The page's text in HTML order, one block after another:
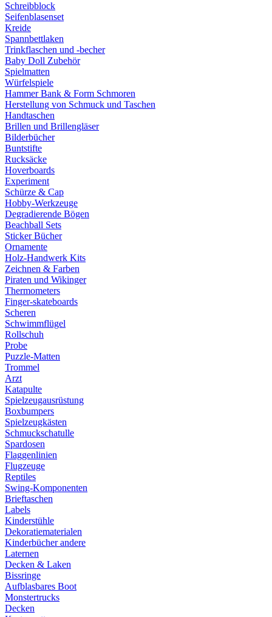
Schreibblock
Seifenblasenset
Kreide
Spannbettlaken
Trinkflaschen und -becher
Baby Doll Zubehör
Spielmatten
Würfelspiele
Hammer Bank & Form Schmoren
Herstellung von Schmuck und Taschen
Handtaschen
Brillen und Brillengläser
Bilderbücher
Buntstifte
Rucksäcke
Hoverboards
Experiment
Schürze & Cap
Hobby-Werkzeuge
Degradierende Bögen
Beachball Sets
Sticker Bücher
Ornamente
Holz-Handwerk Kits
Zeichnen & Farben
Piraten und Wikinger
Thermometers
Finger-skateboards
Scheren
Schwimmflügel
Rollschuh
Probe
Puzzle-Matten
Trommel
Arzt
Katapulte
Spielzeugausrüstung
Boxbumpers
Spielzeugkästen
Schmuckschatulle
Spardosen
Flaggenlinien
Flugzeuge
Reptiles
Swing-Komponenten
Brieftaschen
Labels
Kinderstühle
Dekoratiematerialen
Kinderbücher andere
Laternen
Decken & Laken
Bissringe
Aufblasbares Boot
Monstertrucks
Decken